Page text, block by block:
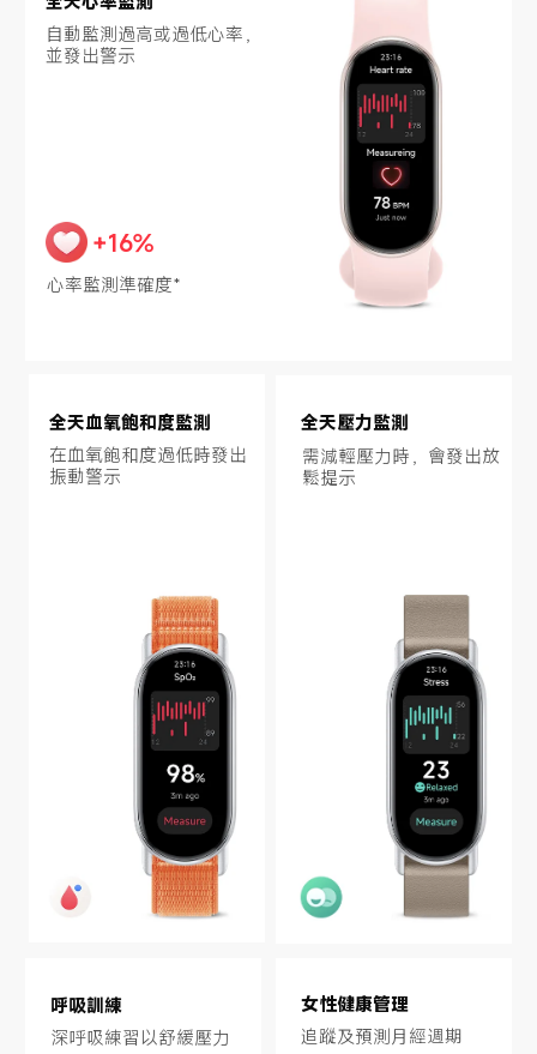
自動監測過高或過低心率，
並發出警示
+16%
心率監測準確度*
全天血氧飽和度監測
在血氧飽和度過低時發出
振動警示
全天壓力監測
需減輕壓力時，會發出放
鬆提示
呼吸訓練
深呼吸練習以舒緩壓力
女性健康管理
追蹤及預測月經週期